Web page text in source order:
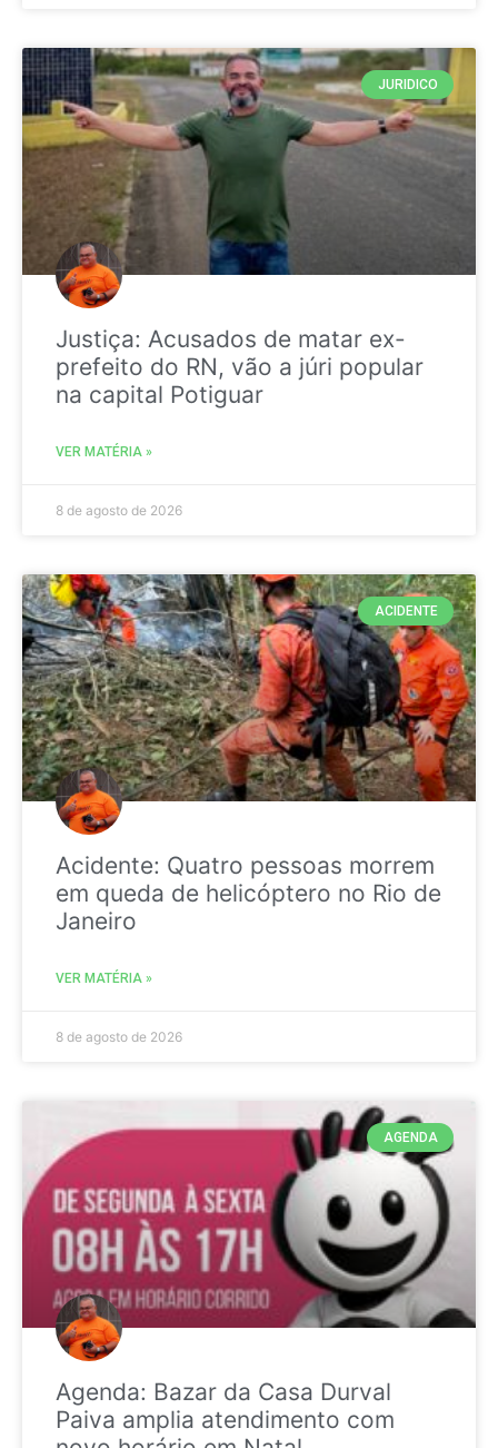
JURIDICO
Justiça: Acusados de matar ex-
prefeito do RN, vão a júri popular
na capital Potiguar
VER MATÉRIA »
8 de agosto de 2026
ACIDENTE
Acidente: Quatro pessoas morrem
em queda de helicóptero no Rio de
Janeiro
VER MATÉRIA »
8 de agosto de 2026
AGENDA
Agenda: Bazar da Casa Durval
Paiva amplia atendimento com